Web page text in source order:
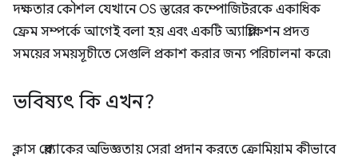
দক্ষতার কৌশল যেখানে OS স্তরের কম্পোজিটরকে একাধিক
ফ্রেম সম্পর্কে আগেই বলা হয় এবং একটি অ্যাপ্লিকেশন প্রদত্ত
সময়ের সময়সূচীতে সেগুলি প্রকাশ করার জন্য পরিচালনা করে৷
ভবিষ্যৎ কি এখন?
ক্লাস প্লেব্যাকের অভিজ্ঞতায় সেরা প্রদান করতে ক্রোমিয়াম কীভাবে